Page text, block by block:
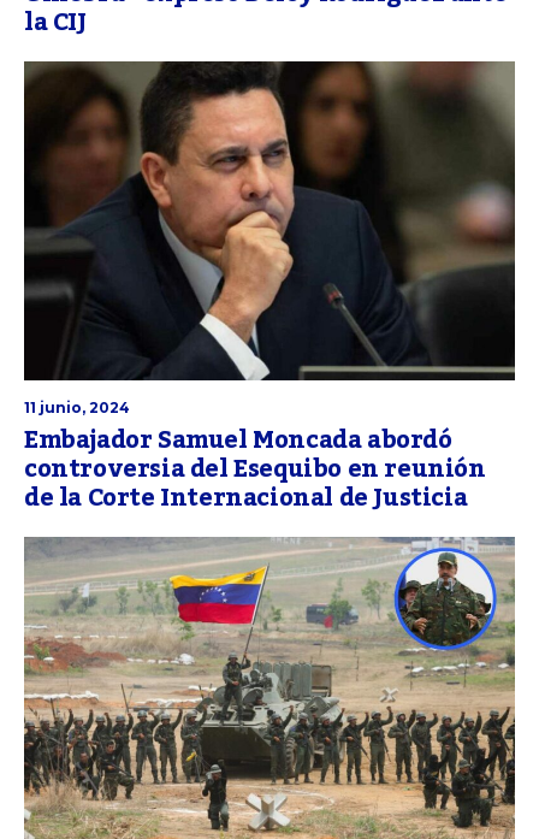
la CIJ
11 junio, 2024
Embajador Samuel Moncada abordó
controversia del Esequibo en reunión
de la Corte Internacional de Justicia